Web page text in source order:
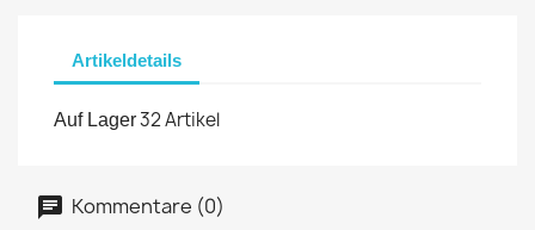
Artikeldetails
Auf Lager32 Artikel
Kommentare (0)